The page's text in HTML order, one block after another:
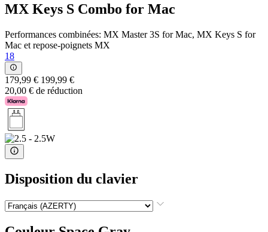
MX Keys S Combo for Mac
Performances combinées: MX Master 3S for Mac, MX Keys S for
Mac et repose-poignets MX
18
179,99 € 199,99 €
20,00 € de réduction
Disposition du clavier